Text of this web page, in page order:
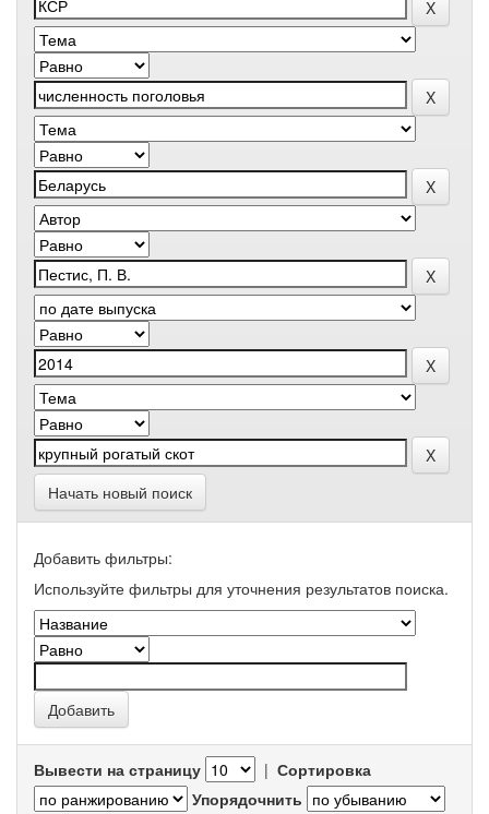
Начать новый поиск
Добавить фильтры:
Используйте фильтры для уточнения результатов поиска.
Вывести на страницу | Сортировка
Упорядочнить